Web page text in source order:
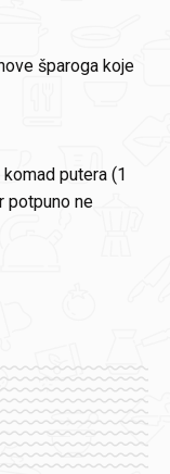
šparoga koje
putera (1
potpuno ne